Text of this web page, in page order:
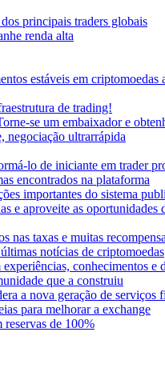
principais traders globais
renda alta
estáveis em criptomoedas
de trading!
se um embaixador e
negociação ultrarrápida
lo de iniciante em trader
encontrados na plataforma
importantes do sistema
e aproveite as oportunidades
nas taxas e muitas
notícias de criptomoedas
conhecimentos e
que a construiu
a nova geração de serviços
para melhorar a exchange
de 100%